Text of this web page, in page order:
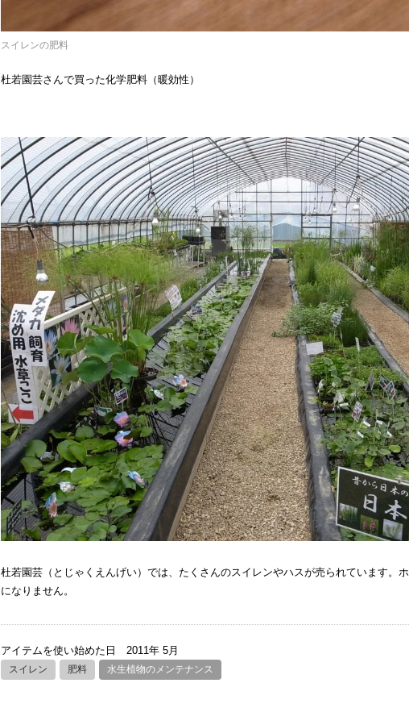
スイレンの肥料
杜若園芸さんで買った化学肥料（暖効性）
杜若園芸（とじゃくえんげい）では、たくさんのスイレンやハスが売られています。
になりません。
アイテムを使い始めた日 2011年 5月
スイレン 肥料 水生植物のメンテナンス